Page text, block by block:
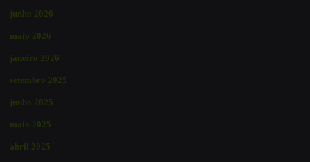
junho 2026
maio 2026
janeiro 2026
setembro 2025
junho 2025
maio 2025
abril 2025